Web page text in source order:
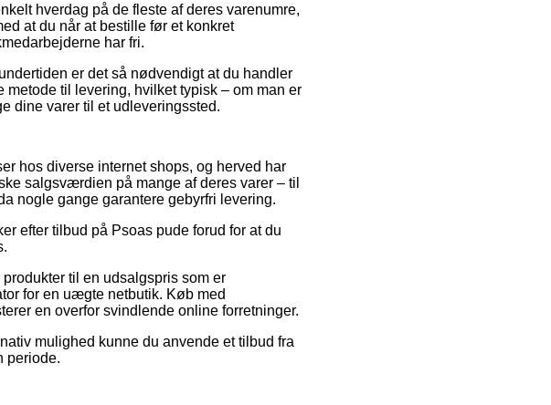
hverdag på de fleste af deres varenumre,
at du når at bestille før et konkret
har fri.
er det så nødvendigt at du handler
til levering, hvilket typisk – om man er
dine varer til et udleveringssted.
hos diverse internet shops, og herved har
salgsværdien på mange af deres varer – til
nogle gange garantere gebyrfri levering.
efter tilbud på Psoas pude forud for at du
til en udsalgspris som er
for en uægte netbutik. Køb med
en overfor svindlende online forretninger.
mulighed kunne du anvende et tilbud fra
periode.